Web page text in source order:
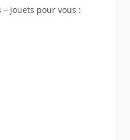
– jouets pour vous :